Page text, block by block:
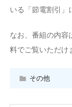
いる「節電割引」
なお、番組の内
料でご覧いただけ
その他